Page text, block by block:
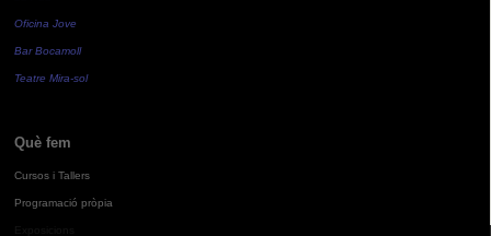
Oficina Jove
Bar Bocamoll
Teatre Mira-sol
Què fem
Cursos i Tallers
Programació pròpia